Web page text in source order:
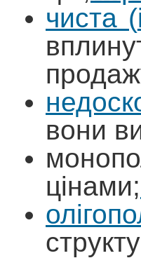
чиста (
вони
цінами;